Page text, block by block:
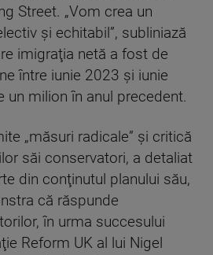
Street. „Vom crea un
şi echitabil”, subliniază
imigraţia netă a fost de
între iunie 2023 şi iunie
un milion în anul precedent.
„măsuri radicale” şi critică
săi conservatori, a detaliat
din conţinutul planului său,
că răspunde
în urma succesului
Reform UK al lui Nigel